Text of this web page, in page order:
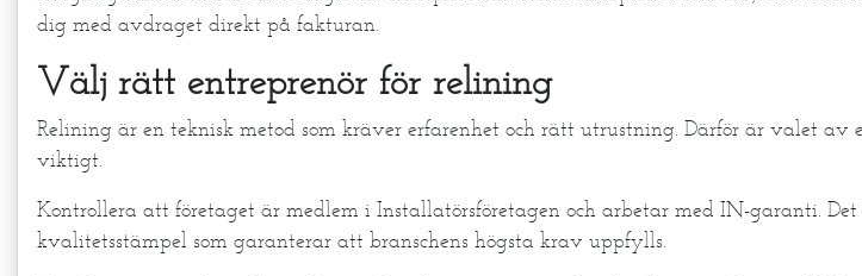
dig med avdraget direkt på fakturan.
Välj rätt entreprenör för relining
Relining är en teknisk metod som kräver erfarenhet och rätt utrustning. Därför är valet av
viktigt.
Kontrollera att företaget är medlem i Installatörsföretagen och arbetar med IN-garanti. Det
kvalitetsstämpel som garanterar att branschens högsta krav uppfylls.